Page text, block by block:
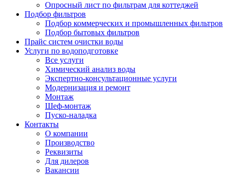
Опросный лист по фильтрам для коттеджей
Подбор фильтров
Подбор коммерческих и промышленных фильтров
Подбор бытовых фильтров
Прайс систем очистки воды
Услуги по водоподготовке
Все услуги
Химический анализ воды
Экспертно-консультационные услуги
Модернизация и ремонт
Монтаж
Шеф-монтаж
Пуско-наладка
Контакты
О компании
Производство
Реквизиты
Для дилеров
Вакансии